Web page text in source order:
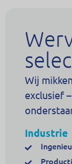
Wij
exclusief
Industrie